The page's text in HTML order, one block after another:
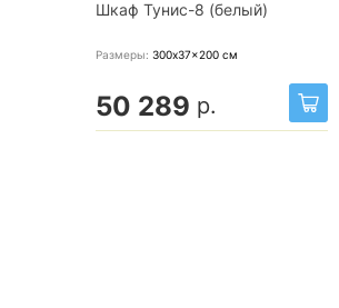
Шкаф Тунис-8 (белый)
Размеры: 300x37x200 см
50 289 р.